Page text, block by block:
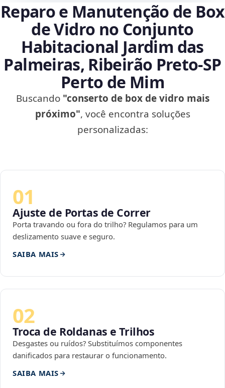
Reparo e Manutenção de Box
de Vidro no Conjunto
Habitacional Jardim das
Palmeiras, Ribeirão Preto‑SP
Perto de Mim
Buscando "conserto de box de vidro mais
próximo", você encontra soluções
personalizadas:
01
Ajuste de Portas de Correr
Porta travando ou fora do trilho? Regulamos para um
deslizamento suave e seguro.
SAIBA MAIS
02
Troca de Roldanas e Trilhos
Desgastes ou ruídos? Substituímos componentes
danificados para restaurar o funcionamento.
SAIBA MAIS